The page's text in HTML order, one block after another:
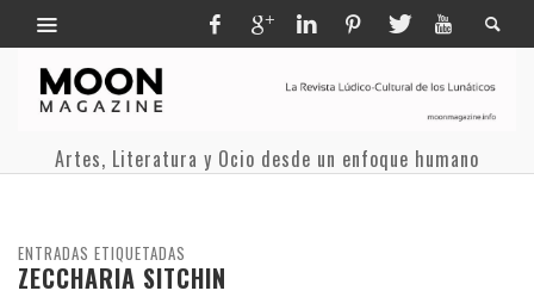
Artes, Literatura y Ocio desde un enfoque humano
ENTRADAS ETIQUETADAS
ZECCHARIA SITCHIN